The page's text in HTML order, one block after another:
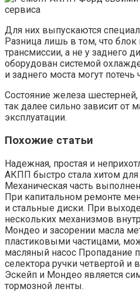
Для них выпускаются
Разница лишь в том, что
трансмиссии, а не у заднего
оборудован системой
и заднего моста могут потечь
Состояние железа
так далее сильно зависит от
эксплуатации.
Похожие статьи
Надежная, простая и
АКПП быстро стала хитом для
Механическая часть
При капитальном ремонте
и стальные диски. При
нескольких механизмов
Мондео и засорении масла
пластиковыми частицами,
масляный насос Пропадание
селектора ручки четвертой
Эскейп и Мондео является
тормозной ленты.